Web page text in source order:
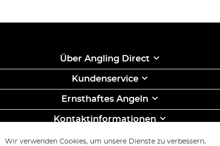
Über Angling Direct
Kundenservice
Ernsthaftes Angeln
Kontaktinformationen
ABONNIEREN & SPAREN
Wir verwenden Cookies, um unsere Dienste zu verbessern,